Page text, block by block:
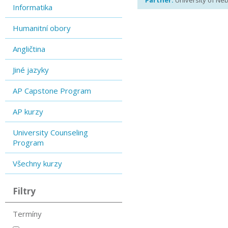
Informatika
Humanitní obory
Angličtina
Jiné jazyky
AP Capstone Program
AP kurzy
University Counseling
Program
Všechny kurzy
Filtry
Termíny